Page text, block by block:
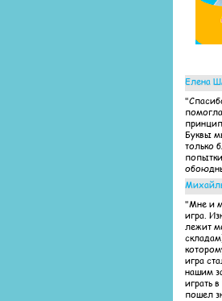
Елена
Буквы
только
"Мне и
игра.
лежит
игра
нашим
играть
пошел